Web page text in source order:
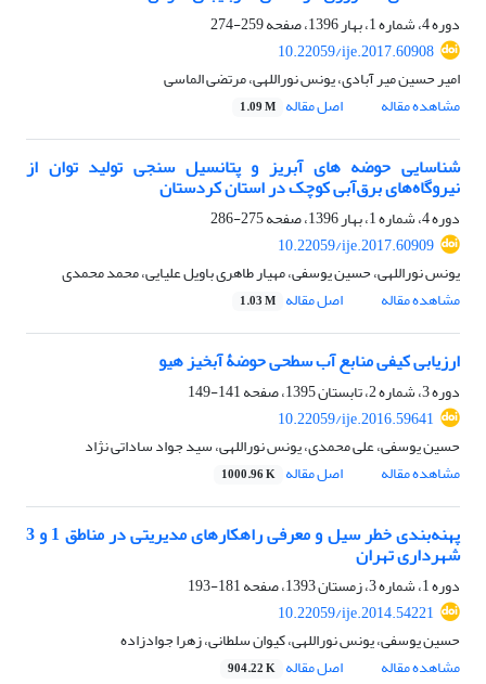
دوره 4، شماره 1، بهار 1396، صفحه
259-274
10.22059/ije.2017.60908
امیر حسین میر آبادی، یونس نوراللهی، مرتضی الماسی
مشاهده مقاله
اصل مقاله 1.09 M
شناسایی حوضه های آبریز و پتانسیل سنجی تولید توان از
نیروگاه‌های برق‌آبی کوچک در استان کردستان
دوره 4، شماره 1، بهار 1396، صفحه
275-286
10.22059/ije.2017.60909
یونس نوراللهی، حسین یوسفی، مهیار طاهری باویل علیایی، محمد محمدی
مشاهده مقاله
اصل مقاله 1.03 M
ارزیابی کیفی منابع آب سطحی حوضۀ آبخیز هیو
دوره 3، شماره 2، تابستان 1395، صفحه
141-149
10.22059/ije.2016.59641
حسین یوسفی، علی محمدی، یونس نوراللهی، سید جواد ساداتی نژاد
مشاهده مقاله
اصل مقاله 1000.96 K
پهنه‌بندی خطر سیل و معرفی راهکارهای مدیریتی در مناطق 1 و 3
شهرداری تهران
دوره 1، شماره 3، زمستان 1393، صفحه
181-193
10.22059/ije.2014.54221
حسین یوسفی، یونس نوراللهی، کیوان سلطانی، زهرا جوادزاده
مشاهده مقاله
اصل مقاله 904.22 K